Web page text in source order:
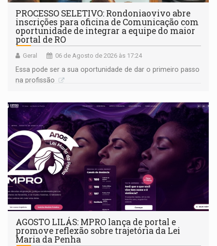
PROCESSO SELETIVO: Rondoniaovivo abre
inscrições para oficina de Comunicação com
oportunidade de integrar a equipe do maior
portal de RO
Geral 06 de Agosto de 2026 às 17:24
Essa pode ser a sua oportunidade de dar o primeiro passo
na profissão
AGOSTO LILÁS: MPRO lança de portal e
promove reflexão sobre trajetória da Lei
Maria da Penha